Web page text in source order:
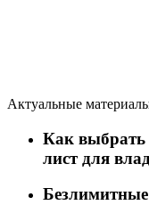
Актуальные
Как выбрать
лист для